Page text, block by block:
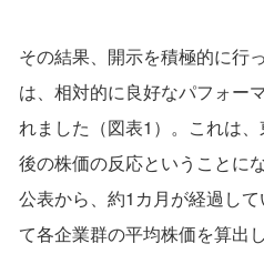
その結果、開示を積極的に行
は、相対的に良好なパフォー
れました（図表1）。これは
後の株価の反応ということに
公表から、約1カ月が経過し
て各企業群の平均株価を算出